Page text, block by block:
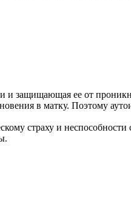
и защищающая ее от
в матку. Поэтому
страху и неспособности